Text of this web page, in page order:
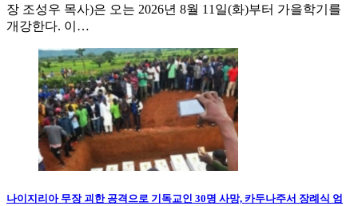
장 조성우 목사)은 오는 2026년 8월 11일(화)부터 가을학기를
개강한다. 이…
나이지리아 무장 괴한 공격으로 기독교인 30명 사망, 카두나주서 장례식 엄